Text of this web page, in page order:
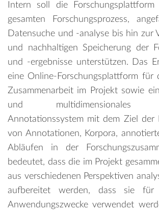
Intern soll die Forschungsplattform
gesamten Forschungsprozess,
Datensuche und -analyse bis hin zur
und nachhaltigen Speicherung der
und -ergebnisse unterstützen. Das
eine Online-Forschungsplattform für
Zusammenarbeit im Projekt sowie
und multidimensionales
Annotationssystem mit dem Ziel der
von Annotationen, Korpora,
Abläufen in der
bedeutet, dass die im Projekt
aus verschiedenen Perspektiven
aufbereitet werden, dass sie für
Anwendungszwecke verwendet